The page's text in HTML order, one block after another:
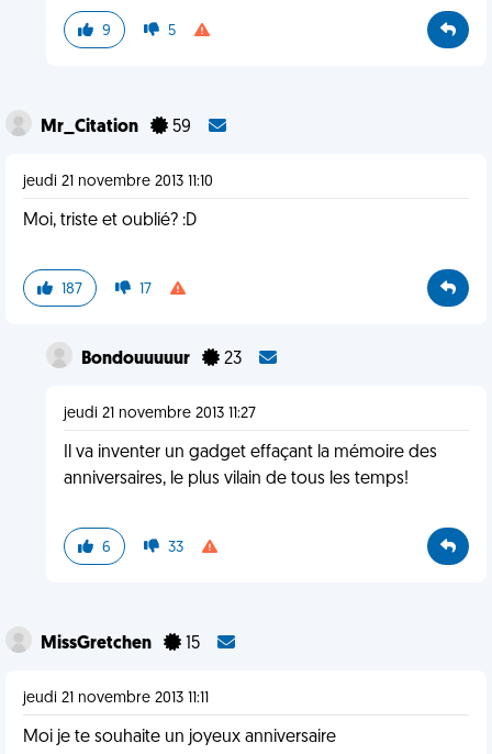
9 5
Mr_Citation 59
jeudi 21 novembre 2013 11:10
Moi, triste et oublié? :D
187 17
Bondouuuuur 23
jeudi 21 novembre 2013 11:27
Il va inventer un gadget effaçant la mémoire des
anniversaires, le plus vilain de tous les temps!
6 33
MissGretchen 15
jeudi 21 novembre 2013 11:11
Moi je te souhaite un joyeux anniversaire